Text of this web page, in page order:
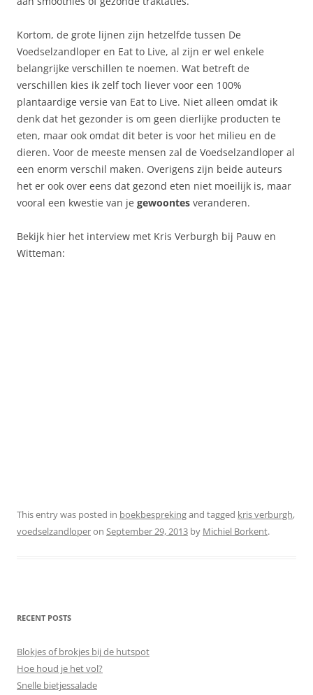
Kortom, de grote lijnen zijn hetzelfde tussen De
Voedselzandloper en Eat to Live, al zijn er wel enkele
belangrijke verschillen te noemen. Wat betreft de
verschillen kies ik zelf toch liever voor een 100%
plantaardige versie van Eat to Live. Niet alleen omdat ik
denk dat het gezonder is om geen dierlijke producten te
eten, maar ook omdat dit beter is voor het milieu en de
dieren. Voor de meeste mensen zal de Voedselzandloper al
een enorm verschil maken. Overigens zijn beide auteurs
het er ook over eens dat gezond eten niet moeilijk is, maar
vooral een kwestie van je gewoontes veranderen.
Bekijk hier het interview met Kris Verburgh bij Pauw en
Witteman:
This entry was posted in boekbesprekingand tagged kris verburgh,
voedselzandloperon September 29, 2013 by Michiel Borkent.
RECENT POSTS
Blokjes of brokjes bij de hutspot
Hoe houd je het vol?
Snelle bietjessalade